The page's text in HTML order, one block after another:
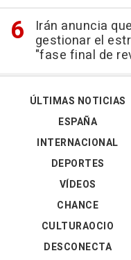
Irán anuncia
gestionar el
"fase final de
ÚLTIMAS NOTICIAS
ESPAÑA
INTERNACIONAL
DEPORTES
VÍDEOS
CHANCE
CULTURAOCIO
DESCONECTA